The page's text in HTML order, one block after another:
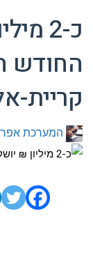
כ-2
החודש
קריית-
המערכת אפריל